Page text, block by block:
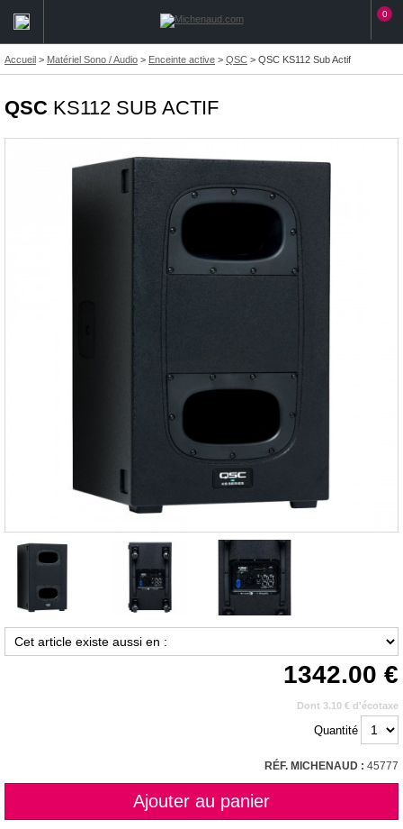
0
Accueil > Matériel Sono / Audio > Enceinte active > QSC > QSC KS112 Sub Actif
QSC KS112 SUB ACTIF
1342.00
Dont 3.10 € d'écotaxe
Quantité
RÉF. MICHENAUD : 45777